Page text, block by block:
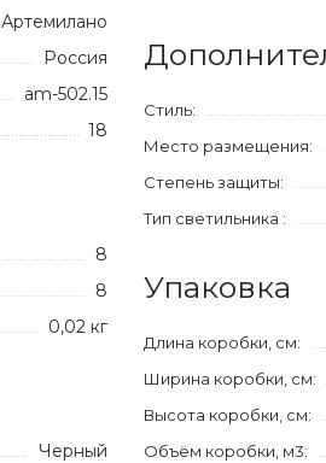
Артемилано
Россия
am-502.15
18
8
8
0,02 кг
Черный
Стиль:
Место размещения:
Степень защиты:
Тип светильника :
Упаковка
Длина коробки, см:
Ширина коробки, см:
Высота коробки, см:
Объём коробки, м3: